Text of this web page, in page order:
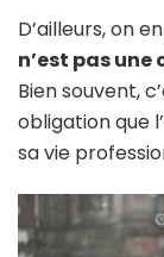
D’ailleurs, on
n’est pas une
Bien souvent,
obligation que
sa vie